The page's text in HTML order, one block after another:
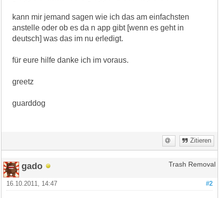
kann mir jemand sagen wie ich das am einfachsten
anstelle oder ob es da n app gibt [wenn es geht in
deutsch] was das im nu erledigt.
für eure hilfe danke ich im voraus.
greetz
guarddog
Zitieren
gado Trash Removal
#2
16.10.2011, 14:47